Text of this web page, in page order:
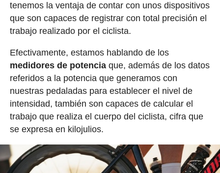
tenemos la ventaja de contar con unos dispositivos
que son capaces de registrar con total precisión el
trabajo realizado por el ciclista.
Efectivamente, estamos hablando de los
medidores de potenciaque, además de los datos
referidos a la potencia que generamos con
nuestras pedaladas para establecer el nivel de
intensidad, también son capaces de calcular el
trabajo que realiza el cuerpo del ciclista, cifra que
se expresa en kilojulios.